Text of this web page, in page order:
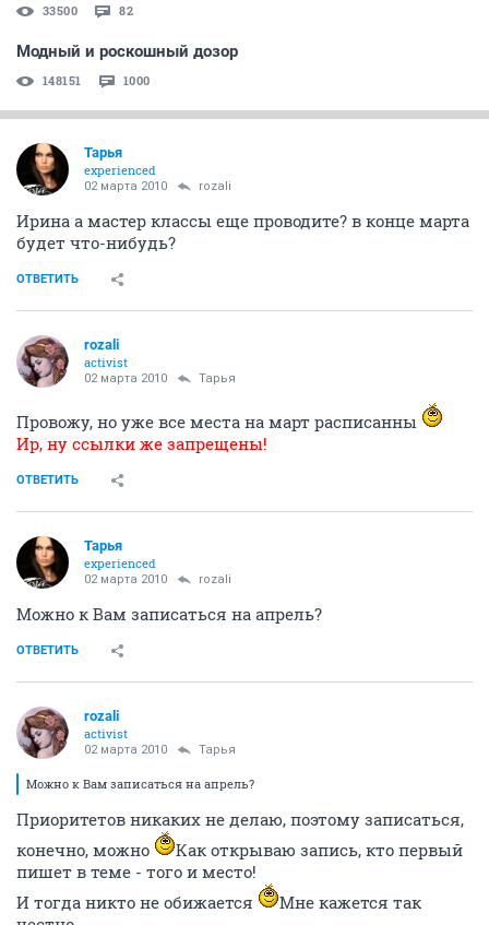
33500 82
Модный и роскошный дозор
148151 1000
Тарья
experienced
02 марта 2010 rozali
Ирина а мастер классы еще проводите? в конце марта
будет что-нибудь?
ОТВЕТИТЬ
rozali
activist
02 марта 2010 Тарья
Провожу, но уже все места на март расписанны
Ир, ну ссылки же запрещены!
ОТВЕТИТЬ
Тарья
experienced
02 марта 2010 rozali
Можно к Вам записаться на апрель?
ОТВЕТИТЬ
rozali
activist
02 марта 2010 Тарья
Можно к Вам записаться на апрель?
Приоритетов никаких не делаю, поэтому записаться,
конечно, можно
Как открываю запись, кто первый
пишет в теме - того и место!
И тогда никто не обижается
Мне кажется так